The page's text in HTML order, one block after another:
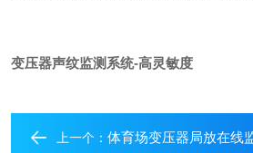
变压器声纹监测系统-高灵敏度
上一个： 体育场变压器局放在线